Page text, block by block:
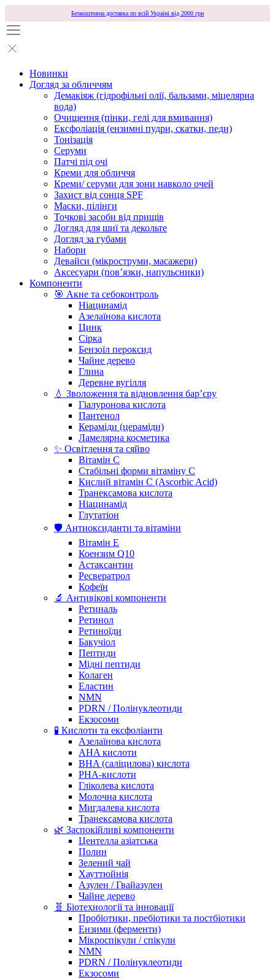
Безкоштовна доставка по всій Україні від 2000 грн
Новинки
Догляд за обличчям
Демакіяж (гідрофільні олії, бальзами, міцелярна
вода)
Очищення (пінки, гелі для вмивання)
Ексфоліація (ензимні пудри, скатки, педи)
Тонізація
Серуми
Патчі під очі
Креми для обличчя
Креми/ серуми для зони навколо очей
Захист від сонця SPF
Маски, пілінги
Точкові засоби від прищів
Догляд для шиї та декольте
Догляд за губами
Набори
Девайси (мікроструми, масажери)
Аксесуари (повʼязки, напульсники)
Компоненти
🎯 Акне та себоконтроль
Ніацинамід
Азелаїнова кислота
Цинк
Сірка
Бензоїл пероксид
Чайне дерево
Глина
Деревне вугілля
💧 Зволоження та відновлення бар’єру
Гіалуронова кислота
Пантенол
Кераміди (цераміди)
Ламелярна косметика
✨ Освітлення та сяйво
Вітамін С
Стабільні форми вітаміну С
Кислий вітамін С (Ascorbic Acid)
Транексамова кислота
Ніацинамід
Глутатіон
🛡️ Антиоксиданти та вітаміни
Вітамін Е
Коензим Q10
Астаксантин
Ресвератрол
Кофеїн
🔬 Антивікові компоненти
Ретиналь
Ретинол
Ретиноїди
Бакучіол
Пептиди
Мідні пептиди
Колаген
Еластин
NMN
PDRN / Полінуклеотиди
Екзосоми
🧪 Кислоти та ексфоліанти
Азелаїнова кислота
AHA кислоти
BHA (саліцилова) кислота
PHA-кислоти
Гліколева кислота
Молочна кислота
Мигдалева кислота
Транексамова кислота
🌿 Заспокійливі компоненти
Центелла азіатська
Полин
Зелений чай
Хауттюйнія
Азулен / Гвайазулен
Чайне дерево
🧬 Біотехнології та інновації
Пробіотики, пребіотики та постбіотики
Ензими (ферменти)
Мікроспікули / спікули
NMN
PDRN / Полінуклеотиди
Екзосоми